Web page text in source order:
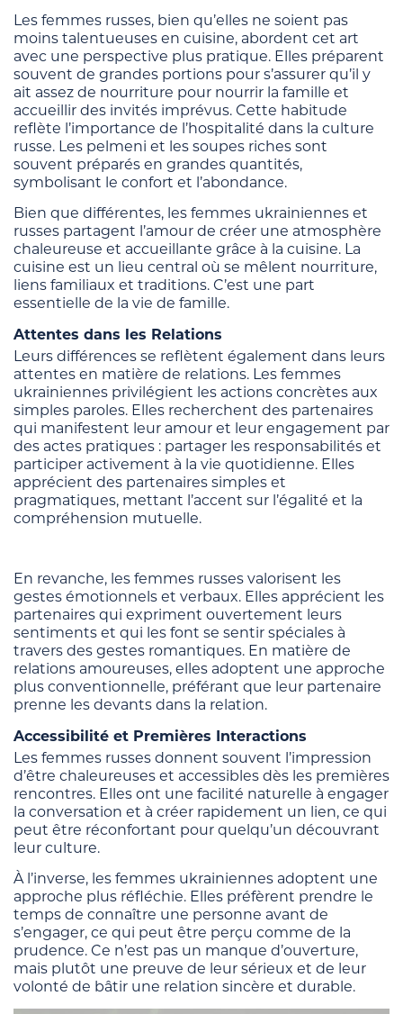
Les femmes russes, bien qu’elles ne soient pas
moins talentueuses en cuisine, abordent cet art
avec une perspective plus pratique. Elles préparent
souvent de grandes portions pour s’assurer qu’il y
ait assez de nourriture pour nourrir la famille et
accueillir des invités imprévus. Cette habitude
reflète l’importance de l’hospitalité dans la culture
russe. Les pelmeni et les soupes riches sont
souvent préparés en grandes quantités,
symbolisant le confort et l’abondance.
Bien que différentes, les femmes ukrainiennes et
russes partagent l’amour de créer une atmosphère
chaleureuse et accueillante grâce à la cuisine. La
cuisine est un lieu central où se mêlent nourriture,
liens familiaux et traditions. C’est une part
essentielle de la vie de famille.
Attentes dans les Relations
Leurs différences se reflètent également dans leurs
attentes en matière de relations. Les femmes
ukrainiennes privilégient les actions concrètes aux
simples paroles. Elles recherchent des partenaires
qui manifestent leur amour et leur engagement par
des actes pratiques : partager les responsabilités et
participer activement à la vie quotidienne. Elles
apprécient des partenaires simples et
pragmatiques, mettant l’accent sur l’égalité et la
compréhension mutuelle.
En revanche, les femmes russes valorisent les
gestes émotionnels et verbaux. Elles apprécient les
partenaires qui expriment ouvertement leurs
sentiments et qui les font se sentir spéciales à
travers des gestes romantiques. En matière de
relations amoureuses, elles adoptent une approche
plus conventionnelle, préférant que leur partenaire
prenne les devants dans la relation.
Accessibilité et Premières Interactions
Les femmes russes donnent souvent l’impression
d’être chaleureuses et accessibles dès les premières
rencontres. Elles ont une facilité naturelle à engager
la conversation et à créer rapidement un lien, ce qui
peut être réconfortant pour quelqu’un découvrant
leur culture.
À l’inverse, les femmes ukrainiennes adoptent une
approche plus réfléchie. Elles préfèrent prendre le
temps de connaître une personne avant de
s’engager, ce qui peut être perçu comme de la
prudence. Ce n’est pas un manque d’ouverture,
mais plutôt une preuve de leur sérieux et de leur
volonté de bâtir une relation sincère et durable.